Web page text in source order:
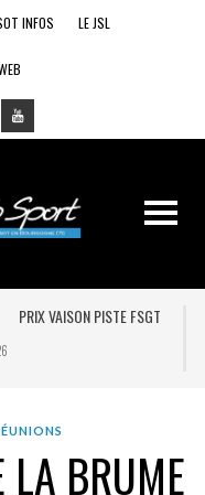
INFOS LE JSL
PRIX VAISON PISTE FSGT
LA BRUME